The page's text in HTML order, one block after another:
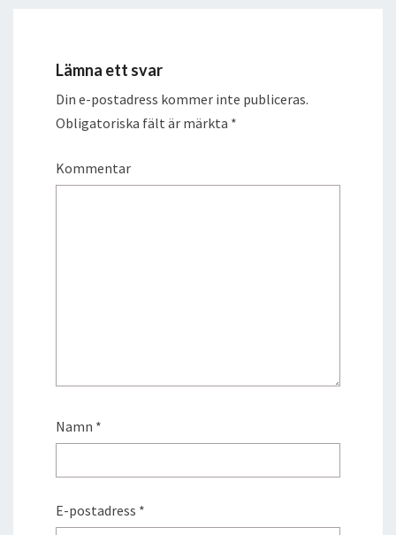
Lämna ett svar
Din e-postadress kommer inte publiceras.
Obligatoriska fält är märkta *
Kommentar
Namn *
E-postadress *